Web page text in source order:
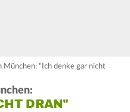
München: "Ich denke gar nicht
DRAN"